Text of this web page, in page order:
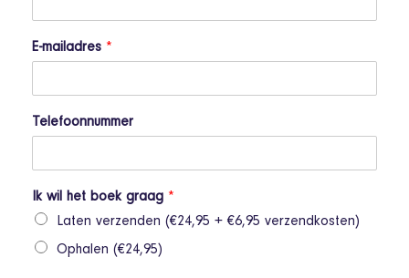
E-mailadres *
Telefoonnummer
Ik wil het boek graag *
Laten verzenden (€24,95 + €6,95 verzendkosten)
Ophalen (€24,95)